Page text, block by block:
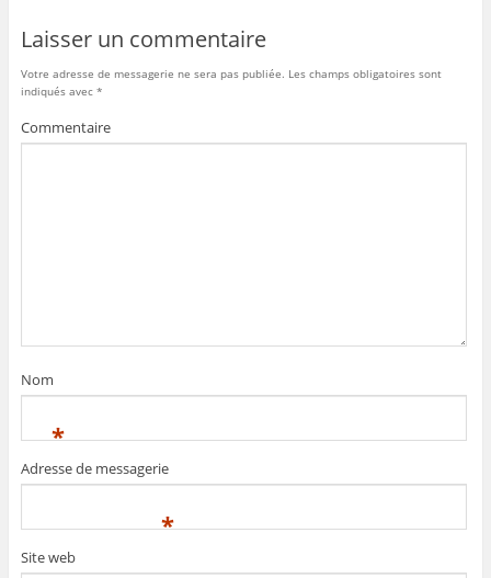
Laisser un commentaire
Votre adresse de messagerie ne sera pas publiée. Les champs obligatoires sont
indiqués avec *
Commentaire
Nom
*
Adresse de messagerie
*
Site web